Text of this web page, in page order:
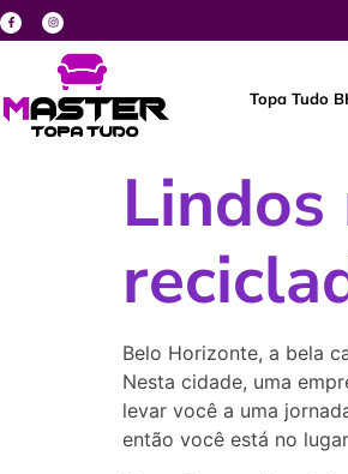
Topa Tudo
Belo Horizonte, a bela
Nesta cidade, uma
levar você a uma
então você está no